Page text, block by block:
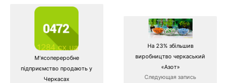
М’ясопереробне
підприємство продають у
Черкасах
На 23% збільшив
виробництво черкаський
«Азот»
Следующая запись